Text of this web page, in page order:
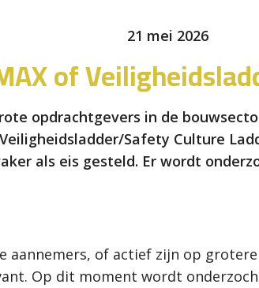
21 mei 2026
of
opdrachtgevers in de
Safety Culture
als eis gesteld. Er wordt
aannemers, of actief zijn op
Op dit moment wordt